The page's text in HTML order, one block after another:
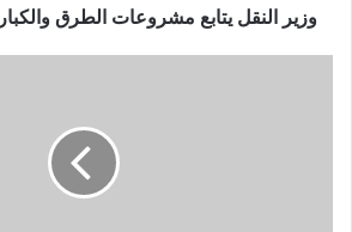
وزير النقل يتابع مشروعات الطرق